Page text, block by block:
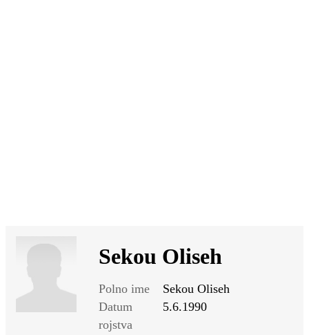
Sekou Oliseh
Polno ime
Sekou Oliseh
Datum
rojstva
5.6.1990